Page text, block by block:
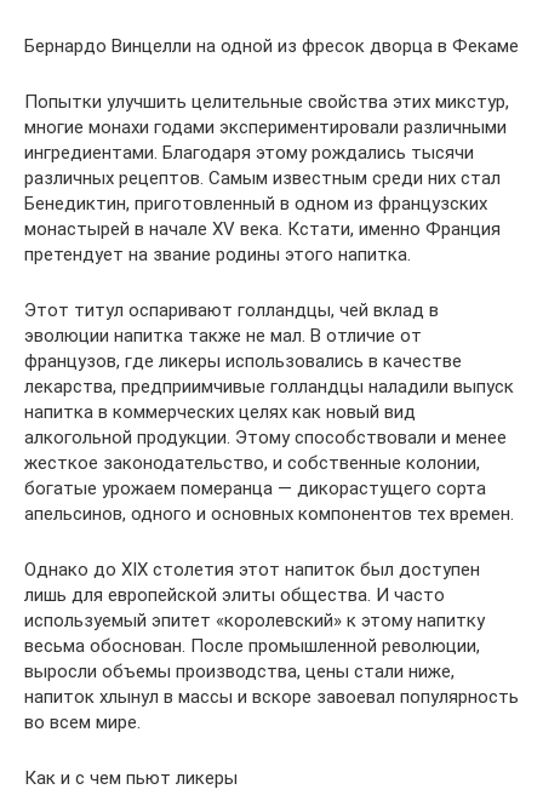
Бернардо Винцелли на одной из фресок дворца в Фекаме
Попытки улучшить целительные свойства этих микстур,
многие монахи годами экспериментировали различными
ингредиентами. Благодаря этому рождались тысячи
различных рецептов. Самым известным среди них стал
Бенедиктин, приготовленный в одном из французских
монастырей в начале XV века. Кстати, именно Франция
претендует на звание родины этого напитка.
Этот титул оспаривают голландцы, чей вклад в
эволюции напитка также не мал. В отличие от
французов, где ликеры использовались в качестве
лекарства, предприимчивые голландцы наладили выпуск
напитка в коммерческих целях как новый вид
алкогольной продукции. Этому способствовали и менее
жесткое законодательство, и собственные колонии,
богатые урожаем померанца ― дикорастущего сорта
апельсинов, одного и основных компонентов тех времен.
Однако до XIX столетия этот напиток был доступен
лишь для европейской элиты общества. И часто
используемый эпитет «королевский» к этому напитку
весьма обоснован. После промышленной революции,
выросли объемы производства, цены стали ниже,
напиток хлынул в массы и вскоре завоевал популярность
во всем мире.
Как и с чем пьют ликеры